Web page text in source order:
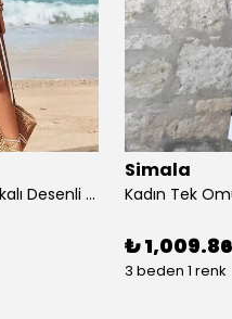
Kadın Kısa Kollu Dantel V Yakalı Desenli Süprem Elbise
Simala
₺ 1,009.86
3 beden 1 renk